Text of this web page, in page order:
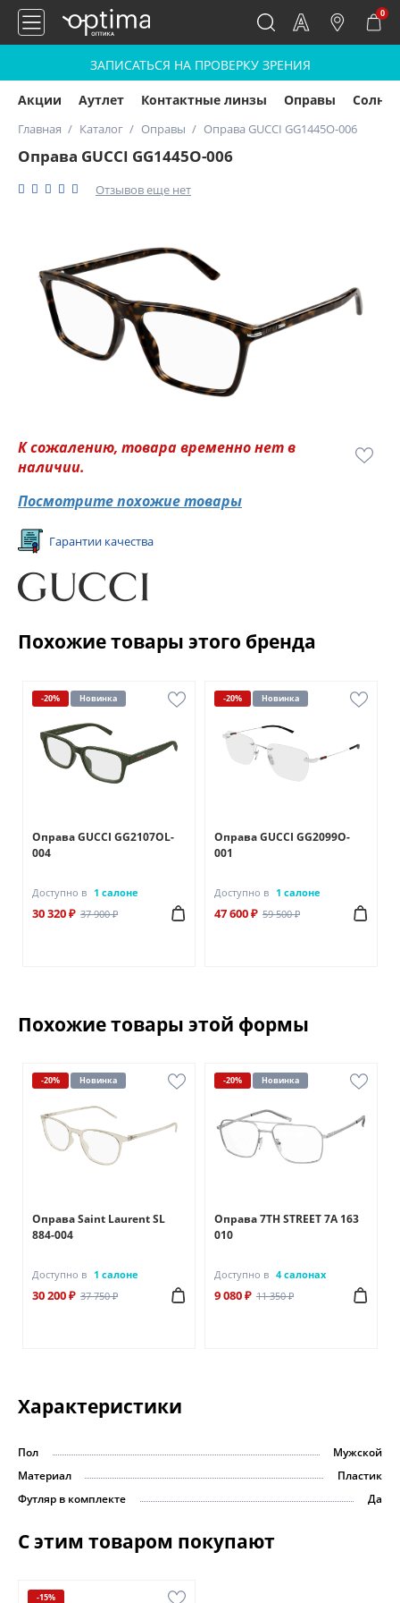
0
ЗАПИСАТЬСЯ НА ПРОВЕРКУ ЗРЕНИЯ
Акции Аутлет Контактные линзы Оправы
Главная Каталог Оправы Оправа GUCCI GG1445O-006
Оправа GUCCI GG1445O-006
Отзывов еще нет
К сожалению, товара временно нет в
наличии.
Посмотрите похожие товары
Гарантии качества
Похожие товары этого бренда
-20% Новинка
Оправа GUCCI GG2107OL-
004
Доступно в 1 салоне
30 320 ₽ 37 900 ₽
-20% Новинка
Оправа GUCCI GG2099O-
001
Доступно в 1 салоне
47 600 ₽ 59 500 ₽
Похожие товары этой формы
-20% Новинка
Оправа Saint Laurent SL
884-004
Доступно в 1 салоне
30 200 ₽ 37 750 ₽
-20% Новинка
Оправа 7TH STREET 7A 163
010
Доступно в 4 салонах
9 080 ₽ 11 350 ₽
Характеристики
Пол
Мужской
Материал
Пластик
Футляр в комплекте
Да
С этим товаром покупают
-15%